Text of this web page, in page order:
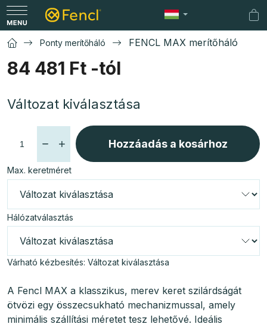
Ugrás
tartalomhoz
Ponty merítőháló FENCL MAX merítőháló
84 481 Ft -tól
Változat kiválasztása
Max. keretméret
Hálózatválasztás
Várható kézbesítés: Változat kiválasztása
Hozzáadás a kosárhoz
A Fencl MAX a klasszikus, merev keret szilárdságát
ötvözi egy összecsukható mechanizmussal, amely
minimális szállítási méretet tesz lehetővé. Ideális